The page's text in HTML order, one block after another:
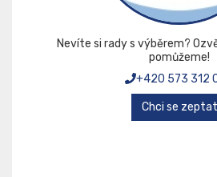
Nevíte si rady s výběrem?
pomůžeme!
+420 573 312
Chci se zeptat